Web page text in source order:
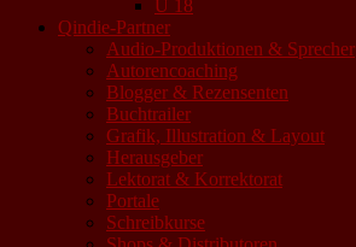
U 18
Qindie-Partner
Audio-Produktionen & Sprecher
Autorencoaching
Blogger & Rezensenten
Buchtrailer
Grafik, Illustration & Layout
Herausgeber
Lektorat & Korrektorat
Portale
Schreibkurse